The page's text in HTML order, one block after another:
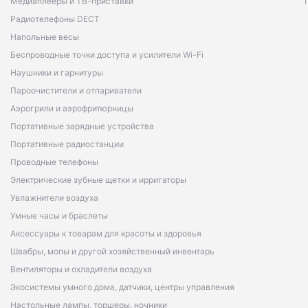
Радиотелефоны DECT
Напольные весы
Беспроводные точки доступа и усилители Wi-Fi
Наушники и гарнитуры
Пароочистители и отпариватели
Аэрогрили и аэрофритюрницы
Портативные зарядные устройства
Портативные радиостанции
Проводные телефоны
Электрические зубные щетки и ирригаторы
Увлажнители воздуха
Умные часы и браслеты
Аксессуары к товарам для красоты и здоровья
Швабры, мопы и другой хозяйственный инвентарь
Вентиляторы и охладители воздуха
Экосистемы умного дома, датчики, центры управления
Настольные лампы, торшеры, ночники